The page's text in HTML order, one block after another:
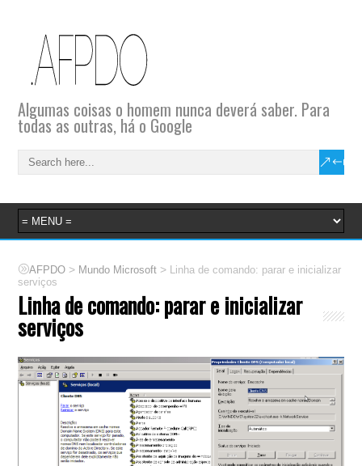
Algumas coisas o homem nunca deverá saber. Para
todas as outras, há o Google
AFPDO > Mundo Microsoft > Linha de comando: parar e inicializar
serviços
Linha de comando: parar e inicializar
serviços